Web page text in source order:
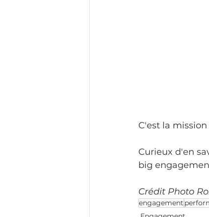
C'est la
Curieux d'en
big
Crédit Photo
engagement